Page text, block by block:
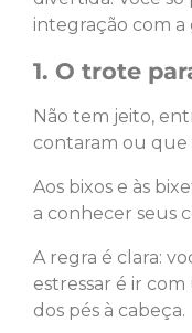
integração com a
1. O trote
Não tem jeito,
contaram ou que
Aos bixos e às
a conhecer seus
A regra é clara:
estressar é ir
dos pés à cabeça.